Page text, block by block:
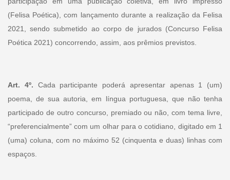
(Felisa Poética), com lançamento durante a realização da Felisa
2021, sendo submetido ao corpo de jurados (Concurso Felisa
Poética 2021) concorrendo, assim, aos prêmios previstos.
Art. 4º. Cada participante poderá apresentar apenas 1 (um)
poema, de sua autoria, em língua portuguesa, que não tenha
participado de outro concurso, premiado ou não, com tema livre,
“preferencialmente” com um olhar para o cotidiano, digitado em 1
(uma) coluna, com no máximo 52 (cinquenta e duas) linhas com
espaços.